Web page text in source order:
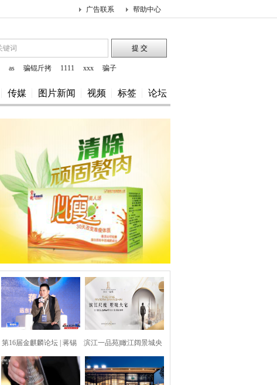
帮助中心
广告联系
as 骗锟斤拷 1111 xxx 骗子
传媒 图片新闻 视频 标签 论坛
第16届金麒麟论坛 | 蒋锡
培：民营企业
滨江一品苑|瞰江阔景城央
墅境大宅